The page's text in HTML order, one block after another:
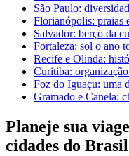
São Paulo:
Florianópolis: praias
Salvador: berço da
Fortaleza: sol o ano
Recife e Olinda:
Curitiba:
Foz do Iguaçu: uma
Gramado e Canela:
Planeje sua
cidades do Brasil